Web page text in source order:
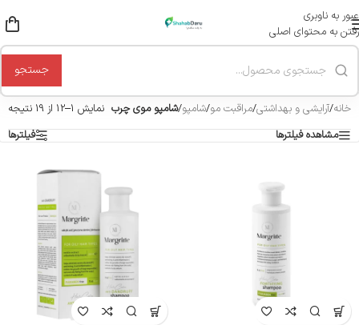
عبور به ناوبری
رفتن به محتوای اصلی
جستجو
خانه/آرایشی و بهداشتی/مراقبت مو/شامپو/شامپو موی چرب نمایش 1–12 از 19 نتیجه
مشاهده فیلترها
فیلترها